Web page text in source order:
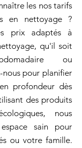
les nos tarifs
en nettoyage ?
prix adaptés à
qu'il soit
ou
pour planifier
profondeur dès
des produits
nous
sain pour
ou votre famille.